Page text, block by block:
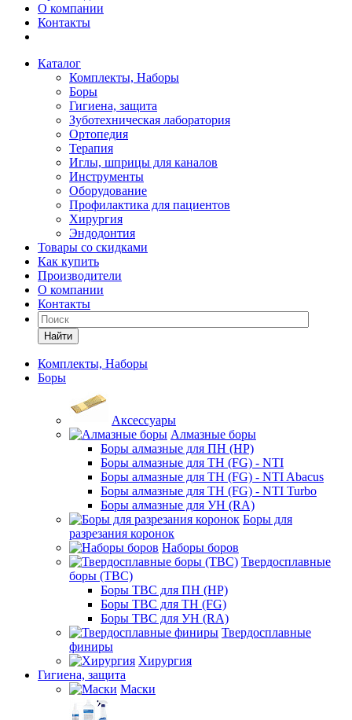
О компании
Контакты
Каталог
Комплекты, Наборы
Боры
Гигиена, защита
Зуботехническая лаборатория
Ортопедия
Терапия
Иглы, шприцы для каналов
Инструменты
Оборудование
Профилактика для пациентов
Хирургия
Эндодонтия
Товары со скидками
Как купить
Производители
О компании
Контакты
Найти
Комплекты, Наборы
Боры
Аксессуары
Алмазные боры
Боры алмазные для ПН (HP)
Боры алмазные для ТН (FG) - NTI
Боры алмазные для ТН (FG) - NTI Abacus
Боры алмазные для ТН (FG) - NTI Turbo
Боры алмазные для УН (RA)
Боры для
разрезания коронок
Наборы боров
Твердосплавные
боры (ТВС)
Боры ТВС для ПН (HP)
Боры ТВС для ТН (FG)
Боры ТВС для УН (RA)
Твердосплавные
финиры
Хирургия
Гигиена, защита
Маски